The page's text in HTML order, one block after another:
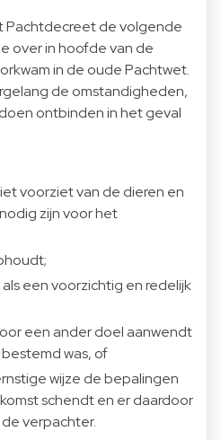
Pachtdecreet de volgende
over in hoofde van de
in de oude Pachtwet.
de omstandigheden,
ontbinden in het geval
voorziet van de dieren en
zijn voor het
een voorzichtig en redelijk
een ander doel aanwendt
was, of
wijze de bepalingen
schendt en er daardoor
verpachter.